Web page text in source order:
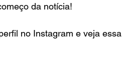
da notícia!
no Instagram e veja